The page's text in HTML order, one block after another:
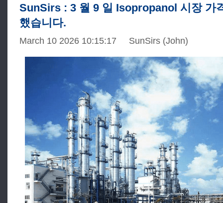
SunSirs : 3 월 9 일 Isopropanol 시장 가
했습니다.
March 10 2026 10:15:17 SunSirs (John)